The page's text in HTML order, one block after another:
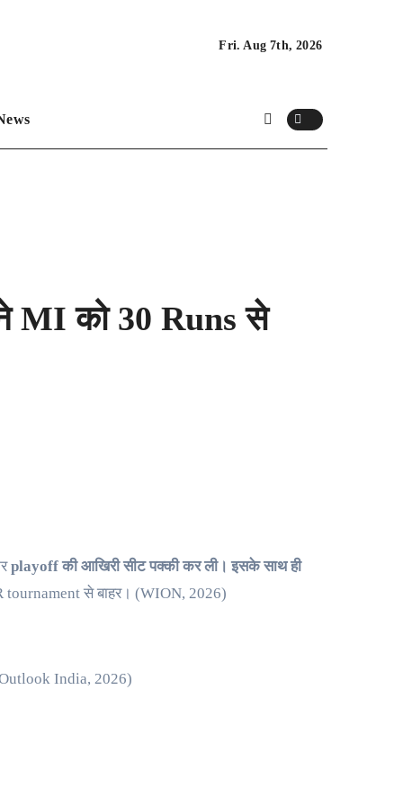
Fri. Aug 7th, 2026
MI को 30 Runs से
playoff की आखिरी सीट पक्की कर ली। इसके साथ ही
से बाहर। (WION, 2026)
India, 2026)